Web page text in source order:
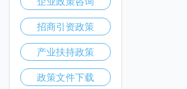
招商引资政策
产业扶持政策
政策文件下载